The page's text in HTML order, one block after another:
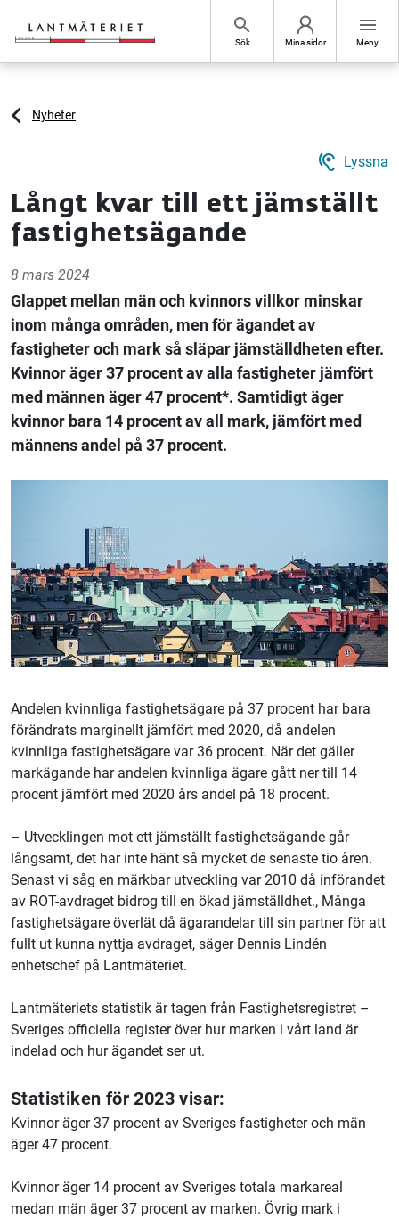
search
Sök Mina sidor
menu
Meny
Nyheter
hearing Lyssna
Långt kvar till ett jämställt
fastighetsägande
8 mars 2024
Glappet mellan män och kvinnors villkor minskar
inom många områden, men för ägandet av
fastigheter och mark så släpar jämställdheten efter.
Kvinnor äger 37 procent av alla fastigheter jämfört
med männen äger 47 procent*. Samtidigt äger
kvinnor bara 14 procent av all mark, jämfört med
männens andel på 37 procent.
Andelen kvinnliga fastighetsägare på 37 procent har bara
förändrats marginellt jämfört med 2020, då andelen
kvinnliga fastighetsägare var 36 procent. När det gäller
markägande har andelen kvinnliga ägare gått ner till 14
procent jämfört med 2020 års andel på 18 procent.
– Utvecklingen mot ett jämställt fastighetsägande går
långsamt, det har inte hänt så mycket de senaste tio åren.
Senast vi såg en märkbar utveckling var 2010 då införandet
av ROT-avdraget bidrog till en ökad jämställdhet., Många
fastighetsägare överlät då ägarandelar till sin partner för att
fullt ut kunna nyttja avdraget, säger Dennis Lindén
enhetschef på Lantmäteriet.
Lantmäteriets statistik är tagen från Fastighetsregistret –
Sveriges officiella register över hur marken i vårt land är
indelad och hur ägandet ser ut.
Statistiken för 2023 visar:
Kvinnor äger 37 procent av Sveriges fastigheter och män
äger 47 procent.
Kvinnor äger 14 procent av Sveriges totala markareal
medan män äger 37 procent av marken. Övrig mark i